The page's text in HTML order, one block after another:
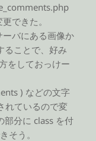
できた。
バにある画像か
ることで、好み
をしておっけー
) などの文字
れているので変
部分に class を付
そう。